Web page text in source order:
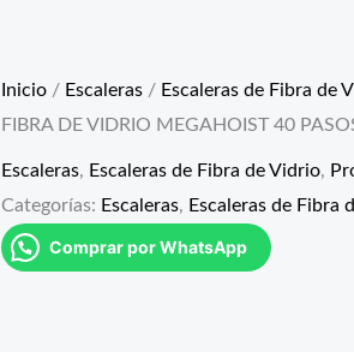
Inicio / Escaleras / Escaleras de Fibra de
FIBRA DE VIDRIO MEGAHOIST 40
Escaleras, Escaleras de Fibra de Vidrio,
Categorías: Escaleras, Escaleras de Fibra
Comprar por WhatsApp